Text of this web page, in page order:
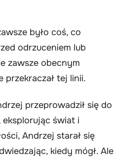
było coś, co
odrzuceniem lub
zawsze obecnym
przekraczał tej linii.
przeprowadził się do
świat i
Andrzej starał się
kiedy mógł. Ale